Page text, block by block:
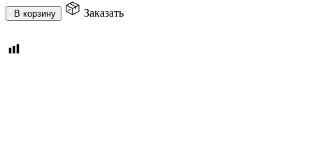
В корзину Заказать